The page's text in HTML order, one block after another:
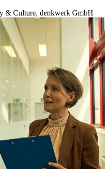
& Culture, denkwerk GmbH